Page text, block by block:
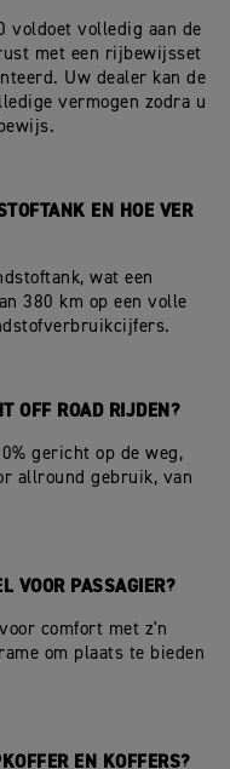
voldoet volledig aan de
met een rijbewijsset
Uw dealer kan de
vermogen zodra u
EN HOE VER
wat een
380 km op een volle
OFF ROAD RIJDEN?
gericht op de weg,
allround gebruik, van
VOOR PASSAGIER?
comfort met z'n
om plaats te bieden
EN KOFFERS?